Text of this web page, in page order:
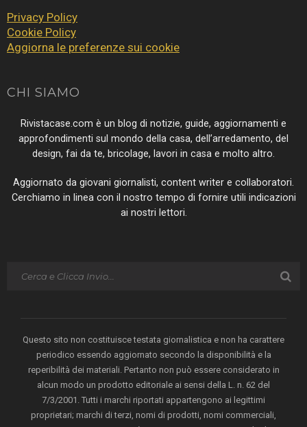
Privacy Policy
Cookie Policy
Aggiorna le preferenze sui cookie
CHI SIAMO
Rivistacase.com è un blog di notizie, guide, aggiornamenti e
approfondimenti sul mondo della casa, dell’arredamento, del
design, fai da te, bricolage, lavori in casa e molto altro.
Aggiornato da giovani giornalisti, content writer e collaboratori.
Cerchiamo in linea con il nostro tempo di fornire utili indicazioni
ai nostri lettori.
Questo sito non costituisce testata giornalistica e non ha carattere
periodico essendo aggiornato secondo la disponibilità e la
reperibilità dei materiali. Pertanto non può essere considerato in
alcun modo un prodotto editoriale ai sensi della L. n. 62 del
7/3/2001. Tutti i marchi riportati appartengono ai legittimi
proprietari; marchi di terzi, nomi di prodotti, nomi commerciali,